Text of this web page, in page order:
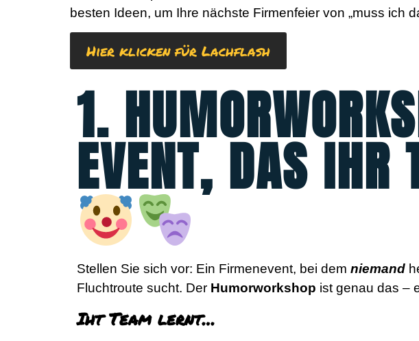
besten Ideen, um Ihre nächste Firmenfeier von „muss ich
Hier klicken für Lachflash
1.
EVENT, DAS IHR
Stellen Sie sich vor: Ein Firmenevent, bei dem niemand
Fluchtroute sucht. Der Humorworkshop ist genau das –
Iht Team lernt…